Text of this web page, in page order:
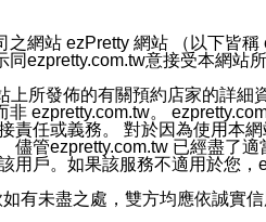
郵件供您參考。您能依照該資
型訊息。
送。滿足以下三個條件者，將
網站 ezPretty 網站 （以下皆
ezpretty.com.tw意接受本網站所
所發佈的有關預約店家的詳細
ezpretty.com.tw。
任或義務。 對於因為使用本
管ezpretty.com.tw 已經盡了
戶。如果該服務不適用於您，
有未盡之處，雙方均應依誠實